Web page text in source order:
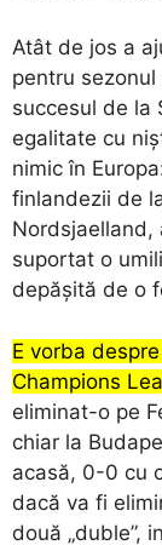
Atât de jos a
pentru
succesul de la
egalitate cu
nimic în
finlandezii de
Nordsjaelland,
suportat o
depășită de o
E vorba
Champions
eliminat-o pe
chiar la
acasă, 0-0 cu
dacă va fi
două „duble”,